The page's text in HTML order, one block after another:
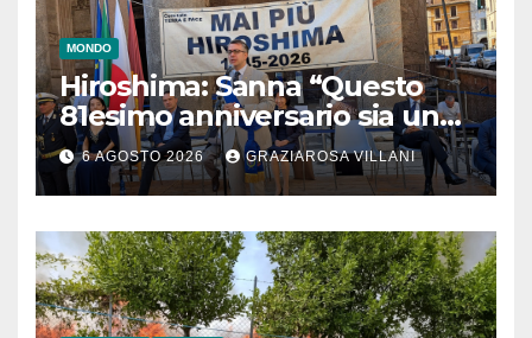
MONDO
Hiroshima: Sanna “Questo
81esimo anniversario sia un
monito per tutti”
6 AGOSTO 2026 GRAZIAROSA VILLANI